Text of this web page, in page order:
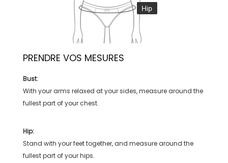
PRENDRE VOS MESURES
Bust:
With your arms relaxed at your sides, measure around the
fullest part of your chest.
Hip:
Stand with your feet together, and measure around the
fullest part of your hips.